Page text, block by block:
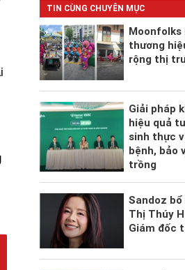
TIN CÙNG CHUYÊN MỤC
thương
rộng thị
Giải pháp
hiệu quả
sinh thực
bệnh, bảo
trồng
Sandoz
Thị Thúy
Giám đốc